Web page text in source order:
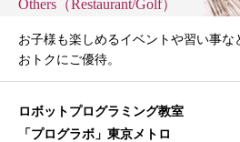
Others（Restaurant/Golf）
お子様も楽しめるイベントや習い事な
おトクにご優待。
ロボットプログラミング教室
「プログラボ」東京メトロ